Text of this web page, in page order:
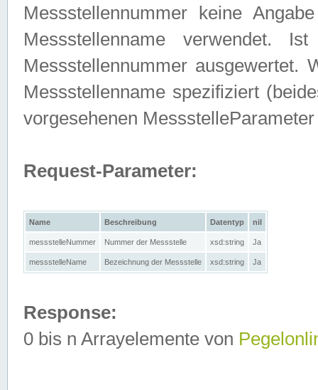
Messstellennummer keine
Messstellenname verwendet.
Messstellennummer ausgewertet.
Messstellenname spezifiziert
vorgesehenen
Request-Parameter:
Name Beschreibung Datentyp nil
messstelleNummer Nummer der Messstelle xsd:string Ja
messstelleName Bezeichnung der Messstelle xsd:string Ja
Response:
0 bis n Arrayelemente von